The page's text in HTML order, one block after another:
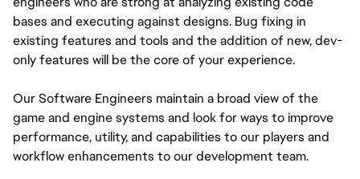
bases and executing against designs. Bug fixing in
existing features and tools and the addition of new, dev-
only features will be the core of your experience.
Our Software Engineers maintain a broad view of the
game and engine systems and look for ways to improve
performance, utility, and capabilities to our players and
workflow enhancements to our development team.